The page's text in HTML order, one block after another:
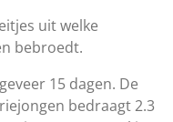
uit welke
bebroedt.
15 dagen. De
bedraagt 2.3